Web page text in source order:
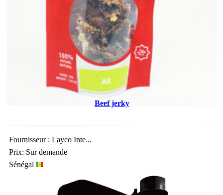
Beef jerky
Fournisseur : Layco Inte...
Prix: Sur demande
Sénégal